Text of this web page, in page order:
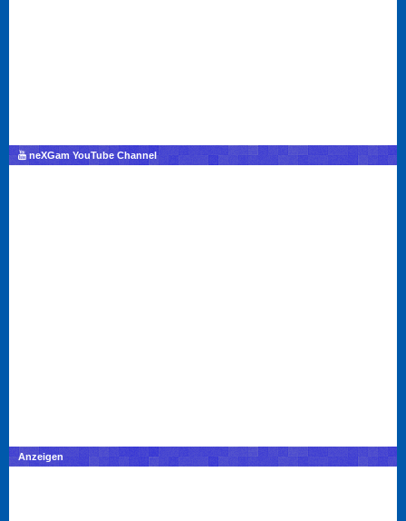
neXGam YouTube Channel
Anzeigen